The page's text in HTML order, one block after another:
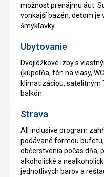
možnosť prenájmu áut.
vonkajší bazén, deťom je
šmykľavky.
Ubytovanie
Dvojlôžkové izby s
(kúpeľňa, fén na vlasy,
klimatizáciou, satelitným
balkón.
Strava
All inclusive program
podávané formou
občerstvenia počas dňa,
alkoholické a
jednotlivých barov a